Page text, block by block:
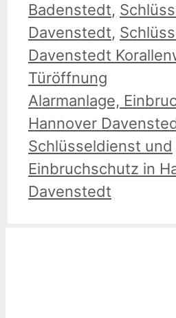
Badenstedt,
Davenstedt,
Davenstedt
Türöffnung
Alarmanlage,
Hannover
Schlüsseldienst und
Einbruchschutz in
Davenstedt